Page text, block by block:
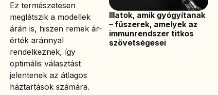
Ez természetesen
meglátszik a modellek
árán is, hiszen remek ár-
érték aránnyal
rendelkeznek, így
optimális választást
jelentenek az átlagos
háztartások számára.
Illatok, amik gyógyítanak
– fűszerek, amelyek az
immunrendszer titkos
szövetségesei